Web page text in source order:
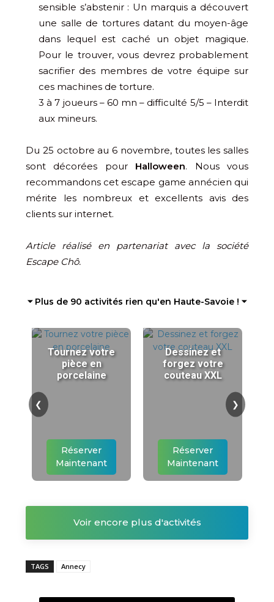
sensible s’abstenir : Un marquis a découvert
une salle de tortures datant du moyen-âge
dans lequel est caché un objet magique.
Pour le trouver, vous devrez probablement
sacrifier des membres de votre équipe sur
ces machines de torture.
3 à 7 joueurs – 60 mn – difficulté 5/5 – Interdit
aux mineurs.
Du 25 octobre au 6 novembre, toutes les salles
sont décorées pour Halloween. Nous vous
recommandons cet escape game annécien qui
mérite les nombreux et excellents avis des
clients sur internet.
Article réalisé en partenariat avec la société
Escape Chô.
⏷ Plus de 90 activités rien qu'en Haute-Savoie ! ⏷
Tournez votre
pièce en
porcelaine
Réserver
Maintenant
Dessinez et
forgez votre
couteau XXL
Réserver
Maintenant
❮ ❯
Voir encore plus d'activités
TAGS Annecy